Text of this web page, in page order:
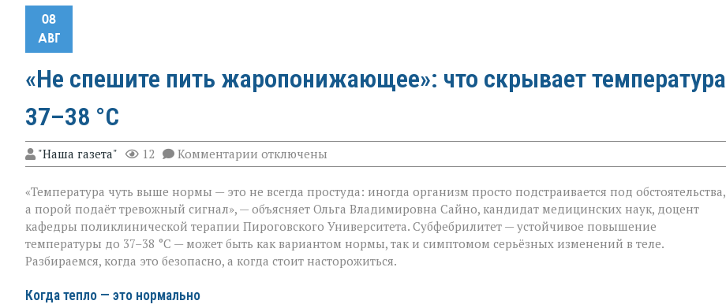
08
АВГ
«Не спешите пить жаропонижающее»: что скрывает температура
37–38 °C
"Наша газета" 12 Комментарии к
записи
спешите
пить
жаропонижающее»:
что
скрывает
температура
отключены
«Температура чуть выше нормы — это не всегда простуда: иногда организм просто подстраивается под обстоятельства,
а порой подаёт тревожный сигнал», — объясняет Ольга Владимировна Сайно, кандидат медицинских наук, доцент
кафедры поликлинической терапии Пироговского Университета. Субфебрилитет — устойчивое повышение
температуры до 37–38 °C — может быть как вариантом нормы, так и симптомом серьёзных изменений в теле.
Разбираемся, когда это безопасно, а когда стоит насторожиться.
Когда тепло — это нормально